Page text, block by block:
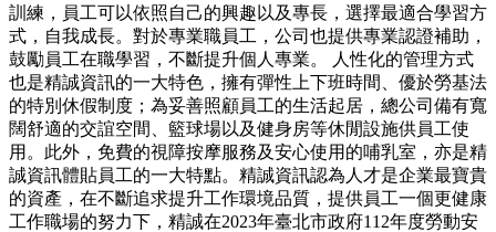
訓練，員工可以依照自己的興趣以及專長，選擇最適合學習方
式，自我成長。對於專業職員工，公司也提供專業認證補助，
鼓勵員工在職學習，不斷提升個人專業。 人性化的管理方式
也是精誠資訊的一大特色，擁有彈性上下班時間、優於勞基法
的特別休假制度；為妥善照顧員工的生活起居，總公司備有寬
闊舒適的交誼空間、籃球場以及健身房等休閒設施供員工使
用。此外，免費的視障按摩服務及安心使用的哺乳室，亦是精
誠資訊體貼員工的一大特點。精誠資訊認為人才是企業最寶貴
的資產，在不斷追求提升工作環境品質，提供員工一個更健康
工作職場的努力下，精誠在2023年臺北市政府112年度勞動安